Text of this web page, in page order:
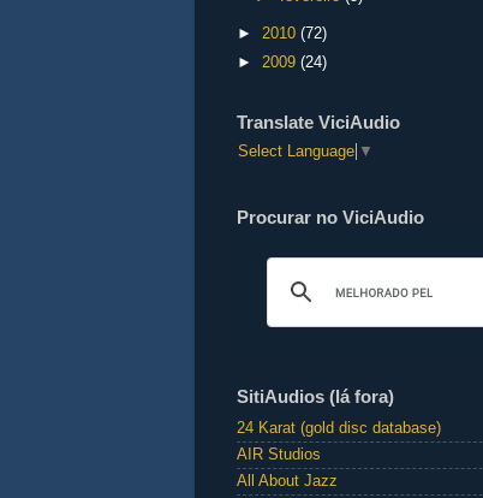
► 2010 (72)
► 2009 (24)
Translate ViciAudio
Select Language ▼
Procurar no ViciAudio
SitiAudios (lá fora)
24 Karat (gold disc database)
AIR Studios
All About Jazz